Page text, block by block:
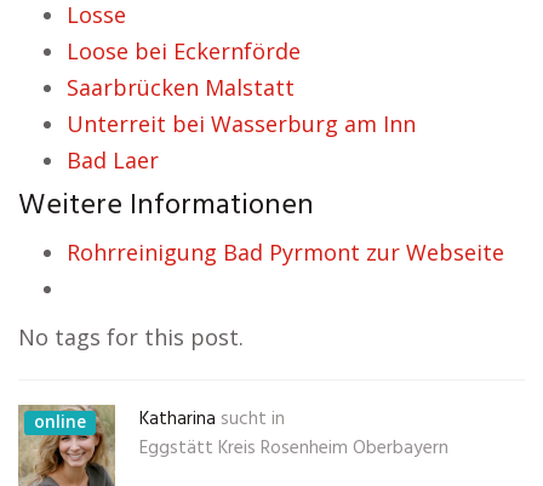
Losse
Loose bei Eckernförde
Saarbrücken Malstatt
Unterreit bei Wasserburg am Inn
Bad Laer
Weitere Informationen
Rohrreinigung Bad Pyrmont zur Webseite
No tags for this post.
online Katharina sucht in
Eggstätt Kreis Rosenheim Oberbayern